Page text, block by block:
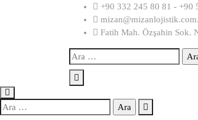
+90 332 245 80 81 - +90
Fatih Mah. Özşahin Sok.
Arama:
Arama: